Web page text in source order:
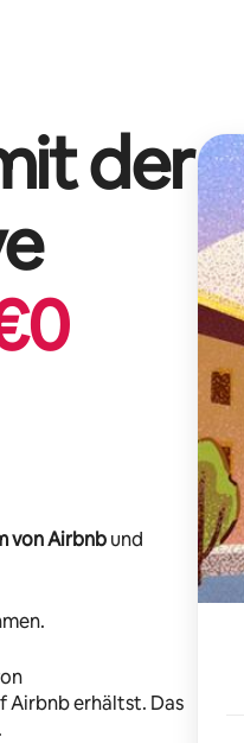
der
0
von Airbnbund
Airbnb erhältst. Das